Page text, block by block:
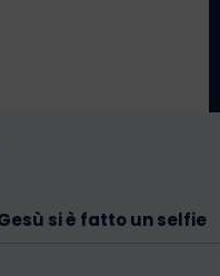
si è fatto un selfie